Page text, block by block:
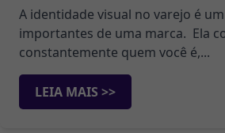
A identidade visual no varejo é
importantes de uma marca. Ela
constantemente quem você é,...
LEIA MAIS >>